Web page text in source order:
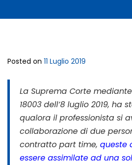
Posted on 11 Luglio 2019
La Suprema Corte
18003 dell’8 luglio 2019, ha
qualora il professionista si
collaborazione di due
contratto part time, queste
essere assimilate ad una